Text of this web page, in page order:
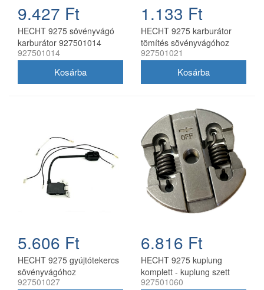
9.427 Ft
HECHT 9275 sövényvágó
karburátor 927501014
927501014
1.133 Ft
HECHT 9275 karburátor
tömítés sövényvágóhoz
927501021
5.606 Ft
HECHT 9275 gyújtótekercs
sövényvágóhoz
927501027
6.816 Ft
HECHT 9275 kuplung
komplett - kuplung szett
benzines sövényvágóhoz
927501060